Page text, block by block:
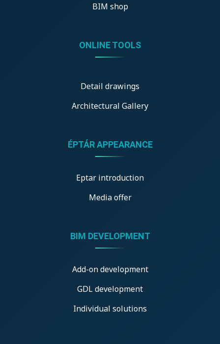
BIM shop
ONLINE TOOLS
Detail drawings
Architectural Gallery
ÉPTÁR APPEARANCE
Eptar introduction
Media offer
BIM DEVELOPMENT
Add-on development
GDL development
Individual solutions